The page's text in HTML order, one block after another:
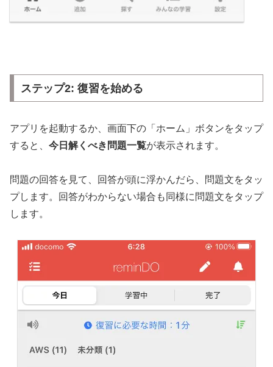
ステップ2: 復習を始める
アプリを起動するか、画面下の「ホーム」ボタンをタップ
すると、 今日解くべき問題一覧が表示されます。
問題の回答を見て、回答が頭に浮かんだら、問題文をタッ
プします。回答がわからない場合も同様に問題文をタップ
します。